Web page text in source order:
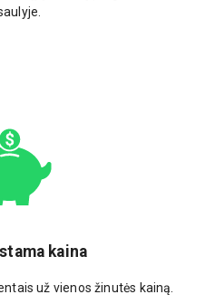
kaina
už vienos žinutės kainą.